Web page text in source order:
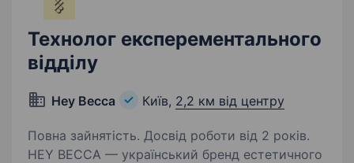
Технолог експерементального
відділу
Hey Becca Київ, 2,2 км від центру
Повна зайнятість. Досвід роботи від 2 років.
HEY BECCA — український бренд естетичного